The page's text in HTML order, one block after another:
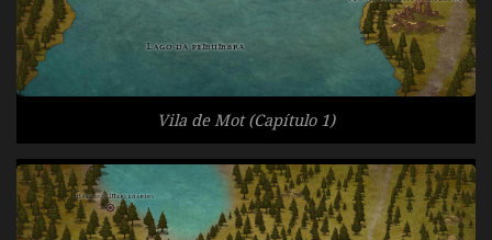
Vila de Mot (Capítulo 1)